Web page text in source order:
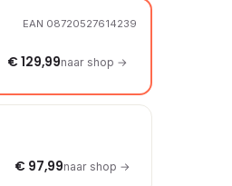
EAN 08720527614239
€ 129,99naar shop →
€ 97,99naar shop →